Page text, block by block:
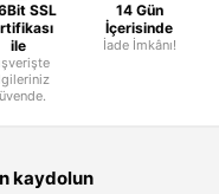
SSL
ile
14 Gün
İçerisinde
İade İmkânı!
kaydolun